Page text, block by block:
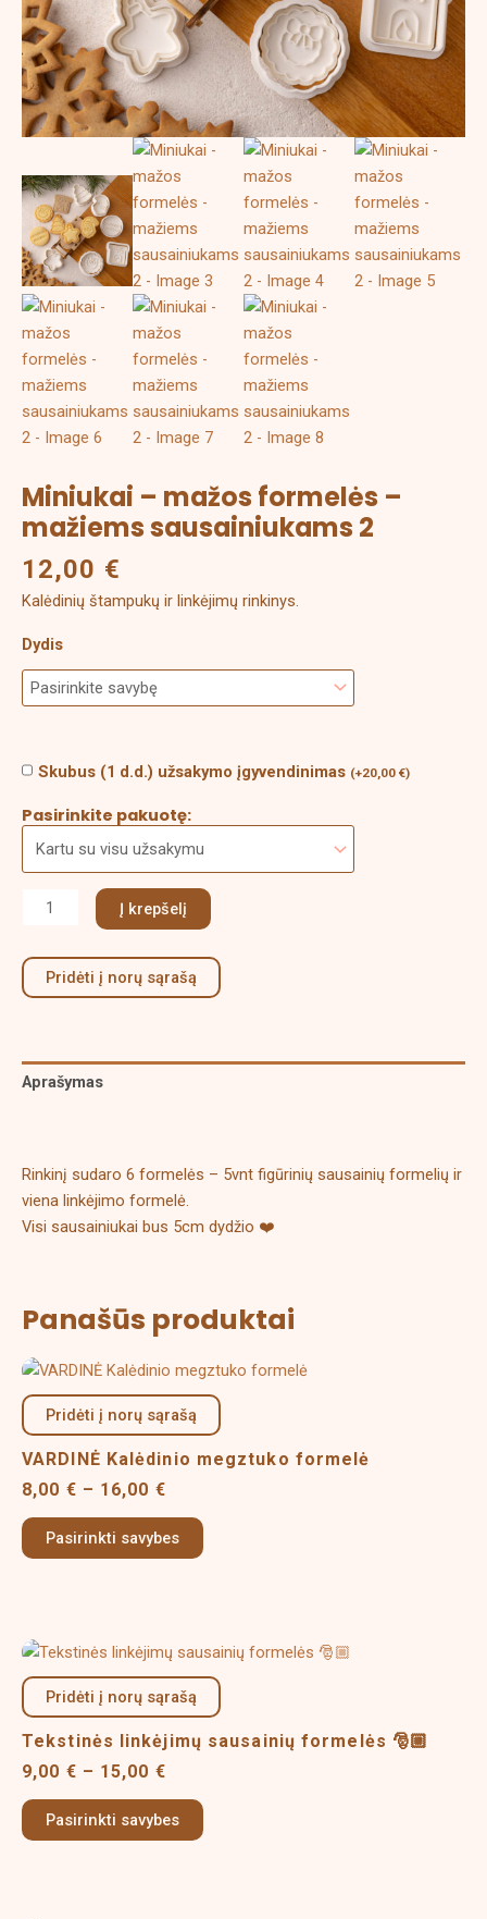
Miniukai – mažos formelės –
mažiems sausainiukams 2
12,00 €
Kalėdinių štampukų ir linkėjimų rinkinys.
Dydis
Skubus (1 d.d.) užsakymo įgyvendinimas (+20,00 €)
Pasirinkite pakuotę:
Į krepšelį
Pridėti į norų sąrašą
Aprašymas
Rinkinį sudaro 6 formelės – 5vnt figūrinių sausainių formelių ir
viena linkėjimo formelė.
Visi sausainiukai bus 5cm dydžio ❤️
Panašūs produktai
Pridėti į norų sąrašą
VARDINĖ Kalėdinio megztuko formelė
8,00 € – 16,00 €
Price
8,00 €
through
16,00 €
Pasirinkti savybes
This
product
has
variants.
options
may
the
product
page
Pridėti į norų sąrašą
Tekstinės linkėjimų sausainių formelės 🎅🏼
9,00 € – 15,00 €
Price
9,00 €
through
15,00 €
Pasirinkti savybes
This
product
has
options
may